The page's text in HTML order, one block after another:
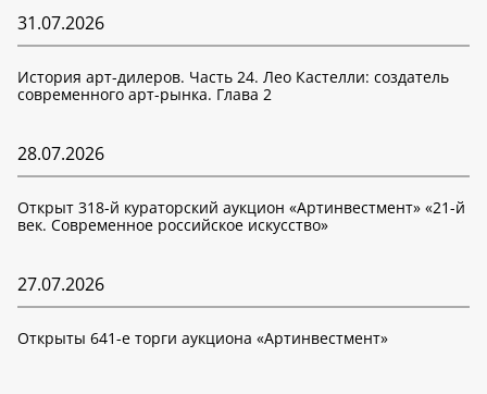
31.07.2026
История арт-дилеров. Часть 24. Лео Кастелли: создатель
современного арт-рынка. Глава 2
28.07.2026
Открыт 318-й кураторский аукцион «Артинвестмент» «21-й
век. Современное российское искусство»
27.07.2026
Открыты 641-е торги аукциона «Артинвестмент»